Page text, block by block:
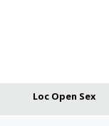
Loc Open Sex